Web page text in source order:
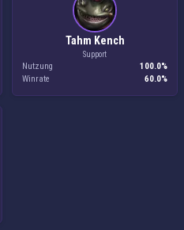
Tahm Kench
Support
Nutzung
100.0%
Winrate
60.0%